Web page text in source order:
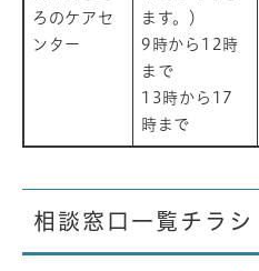
ろのケアセ
ンター
ます。）
9時から12時
まで
13時から17
時まで
相談窓口一覧チラシ